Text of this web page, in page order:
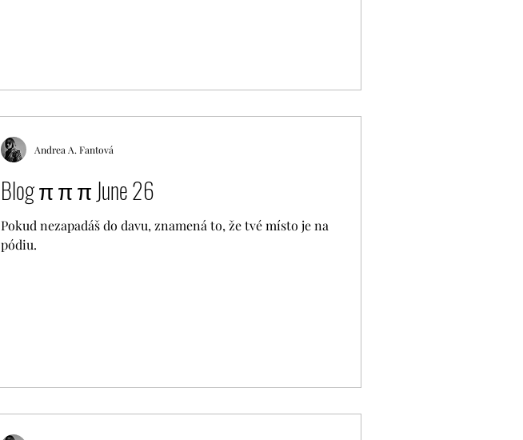
Blog π π π June 26
Pokud nezapadáš do davu, znamená to, že tvé místo je na
pódiu.
Andrea A. Fantová